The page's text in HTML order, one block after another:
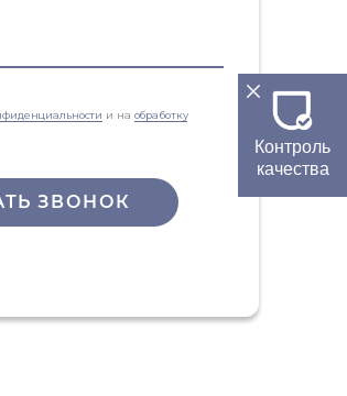
и на обработку
ЗВОНОК
Контроль
качества